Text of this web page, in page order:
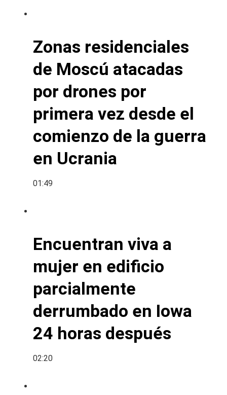
Zonas residenciales
de Moscú atacadas
por drones por
primera vez desde el
comienzo de la guerra
en Ucrania
01:49
Encuentran viva a
mujer en edificio
parcialmente
derrumbado en Iowa
24 horas después
02:20